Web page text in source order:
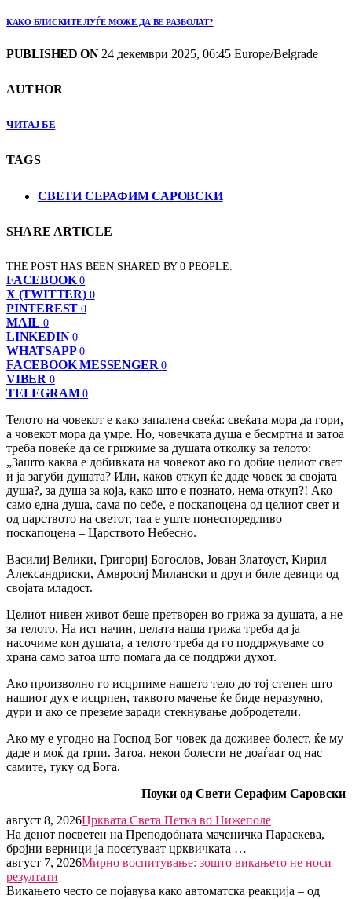
КАКО БЛИСКИТЕ ЛУЃЕ МОЖЕ ДА ВЕ РАЗБОЛАТ?
PUBLISHED ON24 декември 2025, 06:45 Europe/Belgrade
AUTHOR
ЧИТАЈ БЕ
TAGS
СВЕТИ СЕРАФИМ САРОВСКИ
SHARE ARTICLE
THE POST HAS BEEN SHARED BY0 PEOPLE.
FACEBOOK 0
X (TWITTER) 0
PINTEREST 0
MAIL 0
LINKEDIN 0
WHATSAPP 0
FACEBOOK MESSENGER 0
VIBER 0
TELEGRAM 0
Телото на човекот е како запалена свеќа: свеќата мора да гори,
а човекот мора да умре. Но, човечката душа е бесмртна и затоа
треба повеќе да се грижиме за душата отколку за телото:
„Зашто каква е добивката на човекот ако го добие целиот свет
и ја загуби душата? Или, каков откуп ќе даде човек за својата
душа?, за душа за која, како што е познато, нема откуп?! Ако
само една душа, сама по себе, е поскапоцена од целиот свет и
од царството на светот, таа е уште понеспоредливо
поскапоцена – Царството Небесно.
Василиј Велики, Григориј Богослов, Јован Златоуст, Кирил
Александриски, Амвросиј Милански и други биле девици од
својата младост.
Целиот нивен живот беше претворен во грижа за душата, а не
за телото. На ист начин, целата наша грижа треба да ја
насочиме кон душата, а телото треба да го поддржуваме со
храна само затоа што помага да се поддржи духот.
Ако произволно го исцрпиме нашето тело до тој степен што
нашиот дух е исцрпен, таквото мачење ќе биде неразумно,
дури и ако се преземе заради стекнување добродетели.
Ако му е угодно на Господ Бог човек да доживее болест, ќе му
даде и моќ да трпи. Затоа, некои болести не доаѓаат од нас
самите, туку од Бога.
Поуки од Свети Серафим Саровски
август 8, 2026Црквата Света Петка во Нижеполе
На денот посветен на Преподобната маченичка Параскева,
бројни верници ја посетуваат црквичката …
август 7, 2026Мирно воспитување: зошто викањето не носи
резултати
Викањето често се појавува како автоматска реакција – од